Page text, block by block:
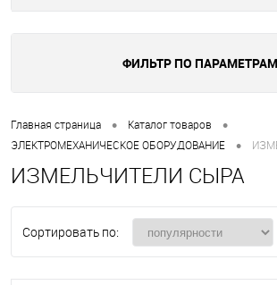
ФИЛЬТР ПО ПАРАМЕТРАМ
Главная страница • Каталог товаров •
ЭЛЕКТРОМЕХАНИЧЕСКОЕ ОБОРУДОВАНИЕ •
ИЗМЕЛЬЧИТЕЛИ СЫРА
Сортировать по: